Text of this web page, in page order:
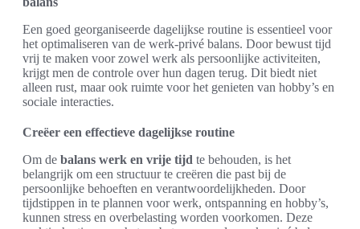
Een goed georganiseerde dagelijkse routine is essentieel voor
het optimaliseren van de werk-privé balans. Door bewust tijd
vrij te maken voor zowel werk als persoonlijke activiteiten,
krijgt men de controle over hun dagen terug. Dit biedt niet
alleen rust, maar ook ruimte voor het genieten van hobby’s en
sociale interacties.
Creëer een effectieve dagelijkse routine
Om de balans werk en vrije tijd te behouden, is het
belangrijk om een structuur te creëren die past bij de
persoonlijke behoeften en verantwoordelijkheden. Door
tijdstippen in te plannen voor werk, ontspanning en hobby’s,
kunnen stress en overbelasting worden voorkomen. Deze